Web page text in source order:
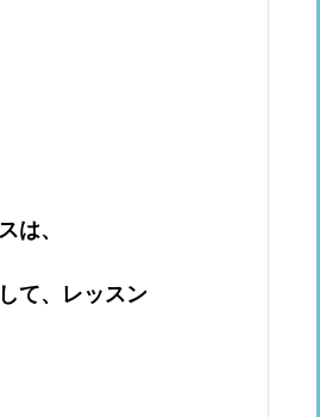
は、
て、レッスン